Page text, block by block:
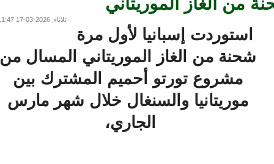
ثلاثاء, 2026-03-17 11:47
استوردت إسبانيا لأول مرة
شحنة من الغاز الموريتاني المسال من
مشروع تورتو أحميم المشترك بين
موريتانيا والسنغال خلال شهر مارس
الجاري،